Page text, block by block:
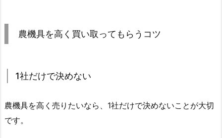
農機具を高く買い取ってもらうコツ
1社だけで決めない
農機具を高く売りたいなら、1社だけで決めないことが大切
です。